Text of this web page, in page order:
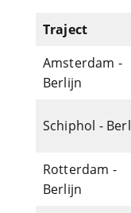
Traject
Amsterdam -
Berlijn
Schiphol -
Rotterdam -
Berlijn